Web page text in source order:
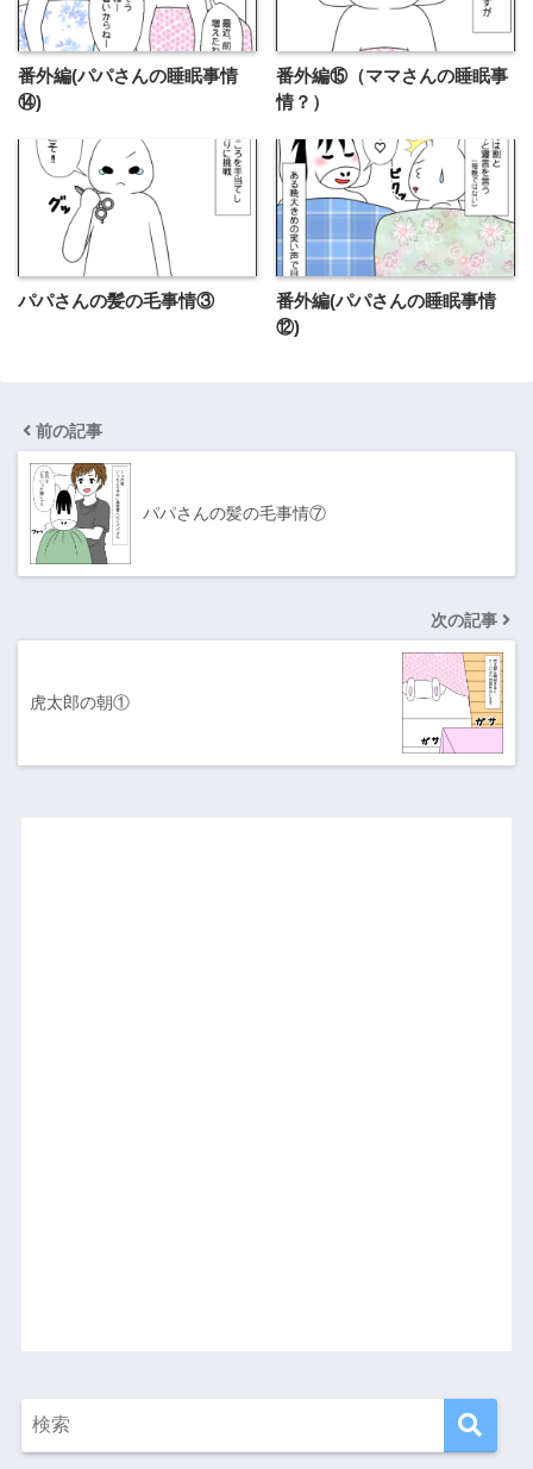
番外編(パパさんの睡眠事情
⑭)
番外編⑮（ママさんの睡眠事
情？）
パパさんの髪の毛事情③
番外編(パパさんの睡眠事情
⑫)
前の記事
パパさんの髪の毛事情⑦
次の記事
虎太郎の朝①